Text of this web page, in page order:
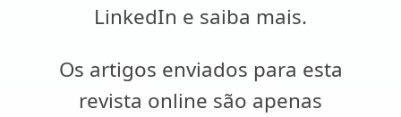
LinkedIn e saiba mais.
Os artigos enviados para esta
revista online são apenas